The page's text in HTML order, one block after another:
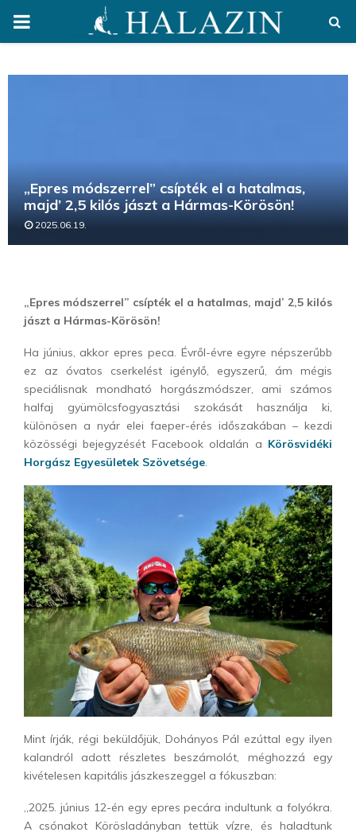
PRIMARY
„Epres módszerrel” csípték el a hatalmas,
majd’ 2,5 kilós jászt a Hármas-Körösön!
2025.06.19.
„Epres módszerrel” csípték el a hatalmas, majd’ 2,5 kilós
jászt a Hármas-Körösön!
Ha június, akkor epres peca. Évről-évre egyre népszerűbb
ez az óvatos cserkelést igénylő, egyszerű, ám mégis
speciálisnak mondható horgászmódszer, ami számos
halfaj gyümölcsfogyasztási szokását használja ki,
különösen a nyár elei faeper-érés időszakában – kezdi
közösségi bejegyzését Facebook oldalán a Körösvidéki
Horgász Egyesületek Szövetsége.
Mint írják, régi beküldőjük, Dohányos Pál ezúttal egy ilyen
kalandról adott részletes beszámolót, méghozzá egy
kivételesen kapitális jászkeszeggel a fókuszban:
„2025. június 12-én egy epres pecára indultunk a folyókra.
A csónakot Körösladányban tettük vízre, és haladtunk